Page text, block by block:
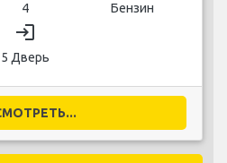
4 Бензин
login
5 Дверь